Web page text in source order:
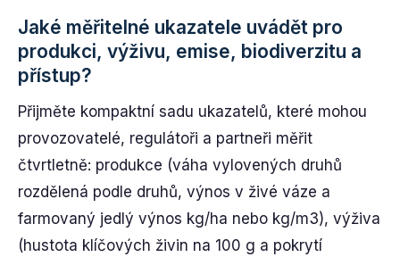
Jaké měřitelné ukazatele uvádět pro
produkci, výživu, emise, biodiverzitu a
přístup?
Přijměte kompaktní sadu ukazatelů, které mohou
provozovatelé, regulátoři a partneři měřit
čtvrtletně: produkce (váha vylovených druhů
rozdělená podle druhů, výnos v živé váze a
farmovaný jedlý výnos kg/ha nebo kg/m3), výživa
(hustota klíčových živin na 100 g a pokrytí